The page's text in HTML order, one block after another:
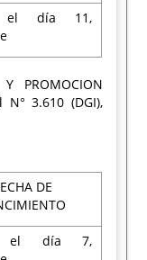
el día 11,
PROMOCION
N° 3.610 (DGI),
DE
el día 7,